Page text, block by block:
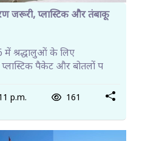
जरूरी, प्लास्टिक और तंबाकू
श्रद्धालुओं के लिए
पैकेट और बोतलों प
p.m. 161